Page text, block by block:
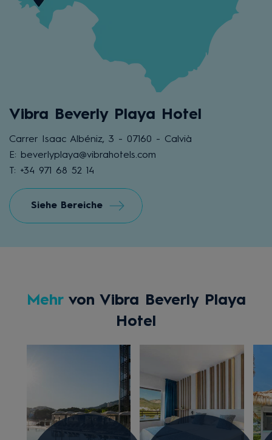
Vibra Beverly Playa Hotel
Carrer Isaac Albéniz, 3 - 07160 - Calvià
E: beverlyplaya@vibrahotels.com
T: +34 971 68 52 14
Siehe Bereiche
Mehrvon Vibra Beverly Playa
Hotel